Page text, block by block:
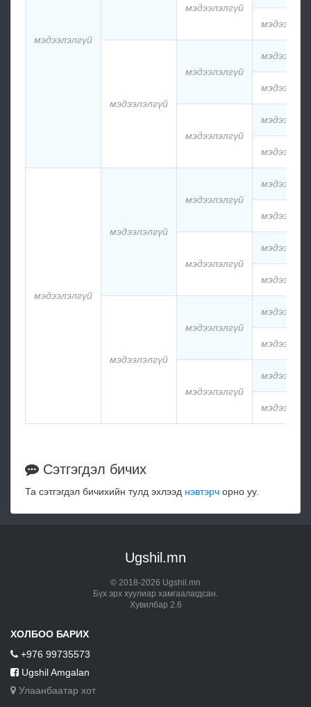
мэдээлэлгүй
мэдээлэлгүй
мэдээлэлгүй
мэдээлэлгүй
мэдээлэлгүй
мэдээлэлгүй
мэдээлэлгүй
мэдээлэлгүй
мэдээлэлгүй
мэдээлэлгүй
мэдээлэлгүй
мэдээлэлгүй
Сэтгэгдэл бичих
Та сэтгэгдэл бичихийн тулд эхлээд нэвтэрч орно уу.
Ugshil.mn
© 2018-2026 Ugshil.mn
Бүх эрх хуулиар хамгаалагдсан.
Хувилбар 2.6
ХОЛБОО БАРИХ
+976 99735573
Ugshil Amgalan
Улаанбаатар хот